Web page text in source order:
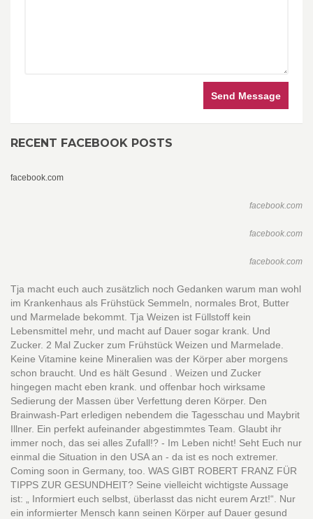
Send Message
RECENT FACEBOOK POSTS
facebook.com
facebook.com
facebook.com
facebook.com
Tja macht euch auch zusätzlich noch Gedanken warum man wohl
im Krankenhaus als Frühstück Semmeln, normales Brot, Butter
und Marmelade bekommt. Tja Weizen ist Füllstoff kein
Lebensmittel mehr, und macht auf Dauer sogar krank. Und
Zucker. 2 Mal Zucker zum Frühstück Weizen und Marmelade.
Keine Vitamine keine Mineralien was der Körper aber morgens
schon braucht. Und es hält Gesund . Weizen und Zucker
hingegen macht eben krank. und offenbar hoch wirksame
Sedierung der Massen über Verfettung deren Körper. Den
Brainwash-Part erledigen nebendem die Tagesschau und Maybrit
Illner. Ein perfekt aufeinander abgestimmtes Team. Glaubt ihr
immer noch, das sei alles Zufall!? - Im Leben nicht! Seht Euch nur
einmal die Situation in den USA an - da ist es noch extremer.
Coming soon in Germany, too. WAS GIBT ROBERT FRANZ FÜR
TIPPS ZUR GESUNDHEIT? Seine vielleicht wichtigste Aussage
ist: „ Informiert euch selbst, überlasst das nicht eurem Arzt!“. Nur
ein informierter Mensch kann seinen Körper auf Dauer gesund